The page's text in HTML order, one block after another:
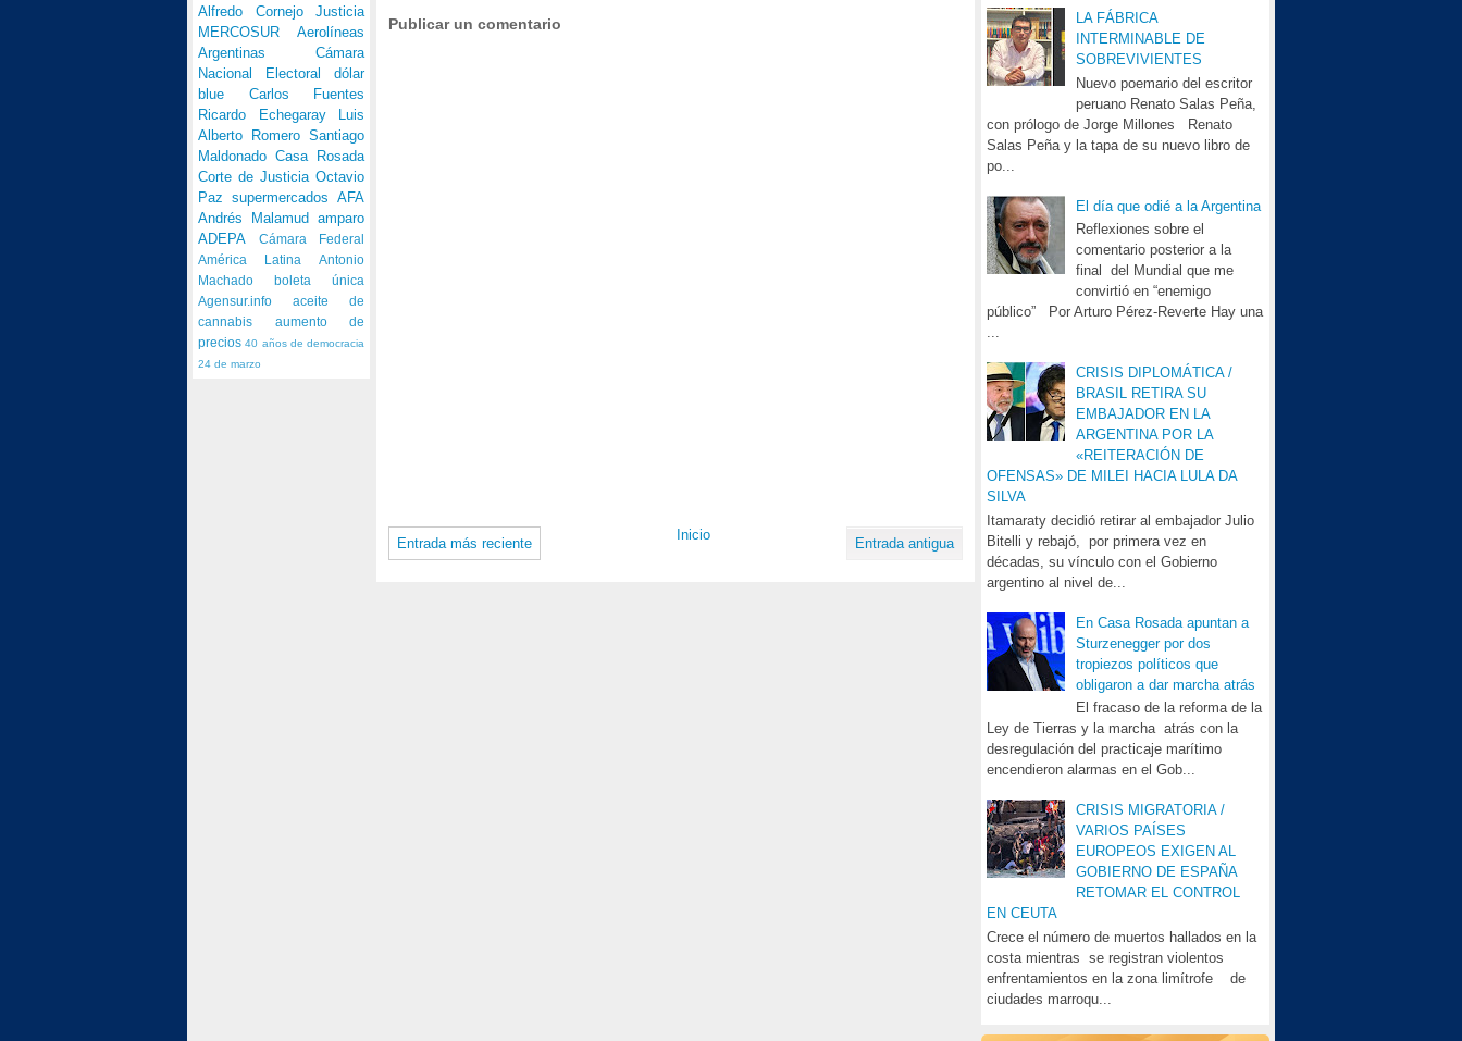
LA FÁBRICA
INTERMINABLE DE
SOBREVIVIENTES
Nuevo poemario del escritor
peruano Renato Salas Peña,
con prólogo de Jorge Millones Renato
Salas Peña y la tapa de su nuevo libro de
po...
El día que odié a la Argentina
Reflexiones sobre el
comentario posterior a la
final del Mundial que me
convirtió en “enemigo
público” Por Arturo Pérez-Reverte Hay una
...
CRISIS DIPLOMÁTICA /
BRASIL RETIRA SU
EMBAJADOR EN LA
ARGENTINA POR LA
«REITERACIÓN DE
OFENSAS» DE MILEI HACIA LULA DA
SILVA
Itamaraty decidió retirar al embajador Julio
Bitelli y rebajó, por primera vez en
décadas, su vínculo con el Gobierno
argentino al nivel de...
En Casa Rosada apuntan a
Sturzenegger por dos
tropiezos políticos que
obligaron a dar marcha atrás
El fracaso de la reforma de la
Ley de Tierras y la marcha atrás con la
desregulación del practicaje marítimo
encendieron alarmas en el Gob...
CRISIS MIGRATORIA /
VARIOS PAÍSES
EUROPEOS EXIGEN AL
GOBIERNO DE ESPAÑA
RETOMAR EL CONTROL
EN CEUTA
Crece el número de muertos hallados en la
costa mientras se registran violentos
enfrentamientos en la zona limítrofe de
ciudades marroqu...
Publicar un comentario
Entrada más reciente Entrada antigua
Inicio
Alfredo Cornejo Justicia
MERCOSUR Aerolíneas
Argentinas Cámara
Nacional Electoral dólar
blue Carlos Fuentes
Ricardo Echegaray
Luis
Alberto Romero Santiago
Maldonado Casa Rosada
Corte de Justicia Octavio
Paz supermercados AFA
Andrés Malamud amparo
ADEPA
Cámara Federal
América Latina Antonio
Machado boleta única
Agensur.info aceite de
cannabis aumento de
precios40 años de democracia
24 de marzo